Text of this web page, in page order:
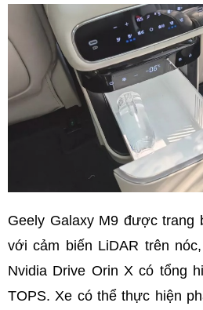
Geely Galaxy M9 được trang
với cảm biến LiDAR trên
Nvidia Drive Orin X có tổng
TOPS. Xe có thể thực hiện